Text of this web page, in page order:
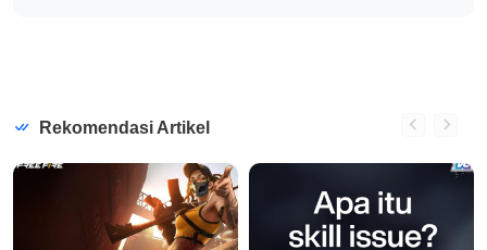
Rekomendasi Artikel